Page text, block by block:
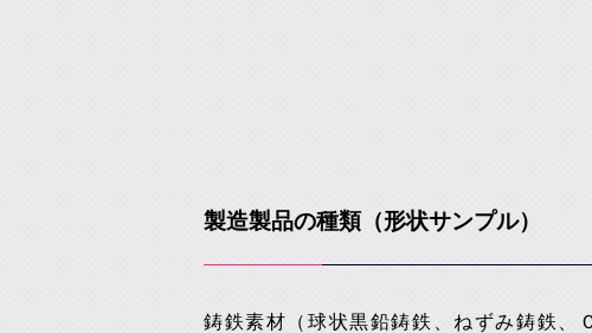
製造製品の種類（形状サンプル）
鋳鉄素材（球状黒鉛鋳鉄、ねずみ鋳鉄、